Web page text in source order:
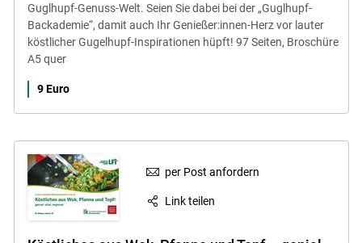
Guglhupf-Genuss-Welt. Seien Sie dabei bei der „Guglhupf-
Backademie“, damit auch Ihr Genießer:innen-Herz vor lauter
köstlicher Gugelhupf-Inspirationen hüpft! 97 Seiten, Broschüre
A5 quer
9 Euro
per Post anfordern
Link teilen